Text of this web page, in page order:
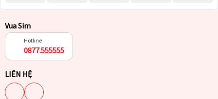
Vua Sim
Hotline
0877.555555
LIÊN HỆ